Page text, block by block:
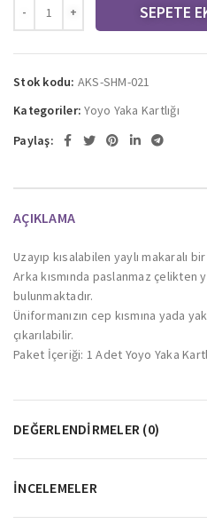
SEPETE
Stok kodu: AKS-SHM-021
Kategoriler: Yoyo Yaka Kartlığı
Paylaş:
AÇIKLAMA
Uzayıp kısalabilen yaylı makaralı
Arka kısmında paslanmaz çelikten
bulunmaktadır.
Üniformanızın cep kısmına yada
çıkarılabilir.
Paket İçeriği: 1 Adet Yoyo Yaka
DEĞERLENDIRMELER (0)
İNCELEMELER